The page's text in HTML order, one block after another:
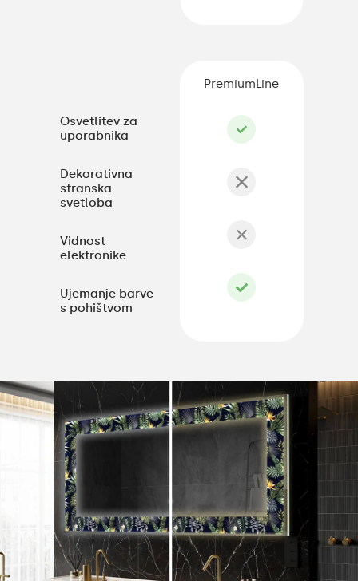
Osvetlitev za
uporabnika
Dekorativna
stranska
svetloba
Vidnost
elektronike
Ujemanje barve
s pohištvom
PremiumLine